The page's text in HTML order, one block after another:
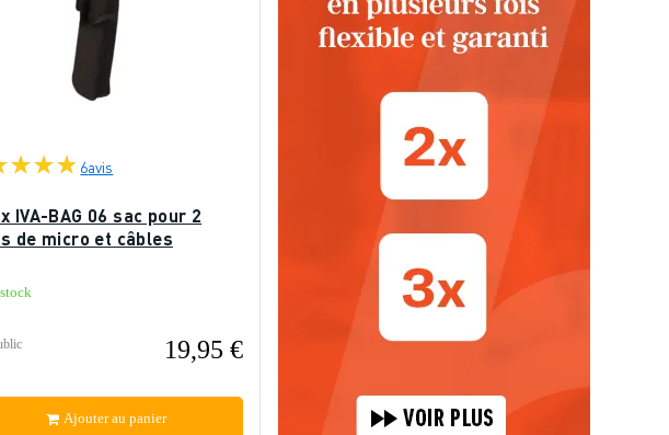
6avis
IVA-BAG 06 sac pour 2
de micro et câbles
19,95 €
Ajouter au panier